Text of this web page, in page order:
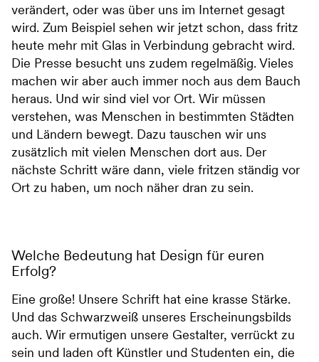
verändert, oder was über uns im Internet gesagt
wird. Zum Beispiel sehen wir jetzt schon, dass fritz
heute mehr mit Glas in Verbindung gebracht wird.
Die Presse besucht uns zudem regelmäßig. Vieles
machen wir aber auch immer noch aus dem Bauch
heraus. Und wir sind viel vor Ort. Wir müssen
verstehen, was Menschen in bestimmten Städten
und Ländern bewegt. Dazu tauschen wir uns
zusätzlich mit vielen Menschen dort aus. Der
nächste Schritt wäre dann, viele fritzen ständig vor
Ort zu haben, um noch näher dran zu sein.
Welche Bedeutung hat Design für euren
Erfolg?
Eine große! Unsere Schrift hat eine krasse Stärke.
Und das Schwarzweiß unseres Erscheinungsbilds
auch. Wir ermutigen unsere Gestalter, verrückt zu
sein und laden oft Künstler und Studenten ein, die